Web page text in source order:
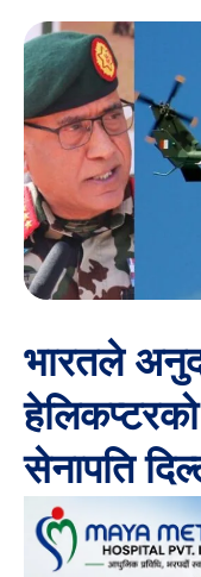
भारतले
सेनापति